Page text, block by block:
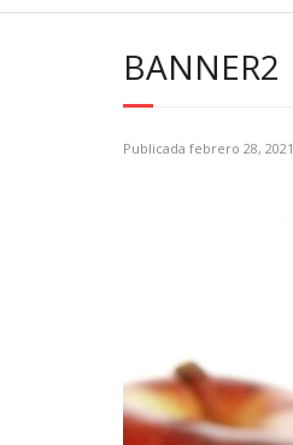
BANNER2
Publicada febrero 28, 2021